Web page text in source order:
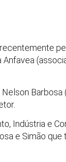
Barbosa
Indústria e
e Simão